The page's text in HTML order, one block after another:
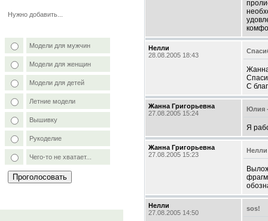
Нужно добавить...
Модели для мужчин
Модели для женщин
Модели для детей
Летние модели
Вышивку
Рукоделие
Чего-то не хватает...
Нелли
28.08.2005 18:43
С
Жанна Григорьевна
27.08.2005 15:24
Юлия
Я
Жанна Григорьевна
27.08.2005 15:23
Нелли
Нелли
27.08.2005 14:50
sos!